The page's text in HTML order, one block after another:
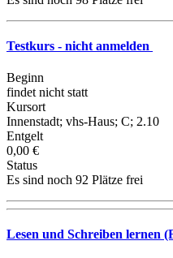
Testkurs - nicht anmelden
Beginn
findet nicht statt
Kursort
Innenstadt; vhs-Haus; C; 2.10
Entgelt
0,00 €
Status
Es sind noch 92 Plätze frei
Lesen und Schreiben lernen